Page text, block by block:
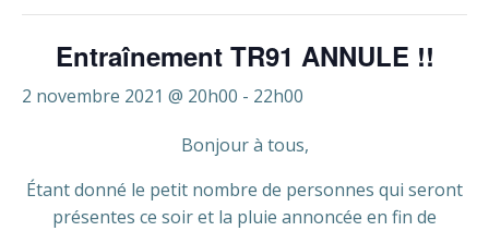
Entraînement TR91 ANNULE !!
2 novembre 2021 @ 20h00 - 22h00
Bonjour à tous,
Étant donné le petit nombre de personnes qui seront
présentes ce soir et la pluie annoncée en fin de